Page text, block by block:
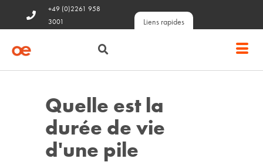
+49 (0)2261 958
3001
Liens rapides
Quelle est la
durée de vie
d'une pile